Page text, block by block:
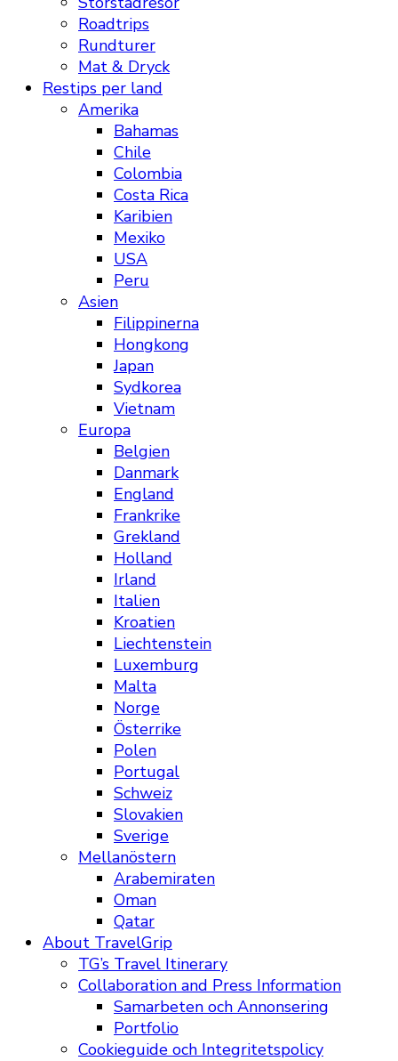
Roadtrips
Rundturer
Mat & Dryck
Restips per land
Amerika
Bahamas
Chile
Colombia
Costa Rica
Karibien
Mexiko
USA
Peru
Asien
Filippinerna
Hongkong
Japan
Sydkorea
Vietnam
Europa
Belgien
Danmark
England
Frankrike
Grekland
Holland
Irland
Italien
Kroatien
Liechtenstein
Luxemburg
Malta
Norge
Österrike
Polen
Portugal
Schweiz
Slovakien
Sverige
Mellanöstern
Arabemiraten
Oman
Qatar
About TravelGrip
TG’s Travel Itinerary
Collaboration and Press Information
Samarbeten och Annonsering
Portfolio
Cookieguide och Integritetspolicy